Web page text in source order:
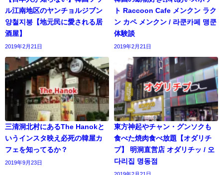
ル江南地区のヤンチョルジブン
양철지붕【地元民に愛される居
酒屋】
2019年2月21日
ト Raccoon Cafe メンクン ラク
ン カペ メンクン / 라쿤카페 맹쿤
体験談
2019年2月21日
三清洞北村にあるThe Hanokと
いうインスタ映え必死の韓屋カ
フェを知ってるか？
2019年9月23日
東方神起やチャン・グンソクも
食べた焼肉食べ放題【オダリチ
プ】 明洞直営店 オダリチッ / 오
다리집 명동점